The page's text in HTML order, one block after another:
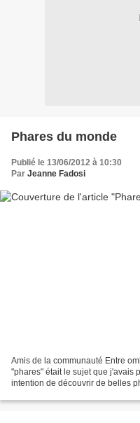
Phares du monde
Publié le 13/06/2012 à 10:30
Par Jeanne Fadosi
Amis de la communauté Entre
"phares" était le sujet que j'avais
intention de découvrir de belles